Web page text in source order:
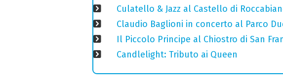
Culatello & Jazz al Castello di
Claudio Baglioni in concerto al Parco
Il Piccolo Principe al Chiostro di San
Candlelight: Tributo ai Queen